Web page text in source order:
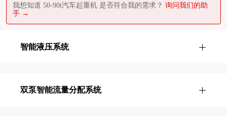
我想知道 50-90t汽车起重机 是否符合我的需求？ 询问我们的助
手 →
智能液压系统
双泵智能流量分配系统